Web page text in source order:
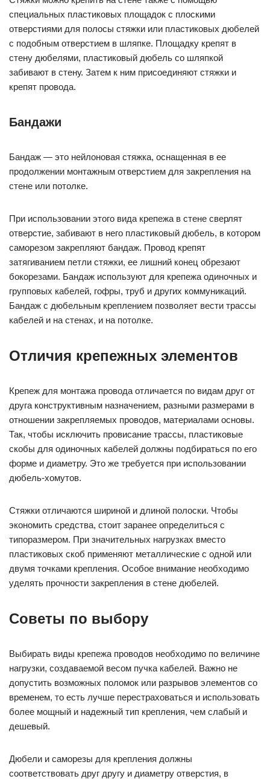
специальных пластиковых площадок с плоскими
отверстиями для полосы стяжки или пластиковых дюбелей
с подобным отверстием в шляпке. Площадку крепят в
стену дюбелями, пластиковый дюбель со шляпкой
забивают в стену. Затем к ним присоединяют стяжки и
крепят провода.
Бандажи
Бандаж — это нейлоновая стяжка, оснащенная в ее
продолжении монтажным отверстием для закрепления на
стене или потолке.
При использовании этого вида крепежа в стене сверлят
отверстие, забивают в него пластиковый дюбель, в котором
саморезом закрепляют бандаж. Провод крепят
затягиванием петли стяжки, ее лишний конец обрезают
бокорезами. Бандаж используют для крепежа одиночных и
групповых кабелей, гофры, труб и других коммуникаций.
Бандаж с дюбельным креплением позволяет вести трассы
кабелей и на стенах, и на потолке.
Отличия крепежных элементов
Крепеж для монтажа провода отличается по видам друг от
друга конструктивным назначением, разными размерами в
отношении закрепляемых проводов, материалами основы.
Так, чтобы исключить провисание трассы, пластиковые
скобы для одиночных кабелей должны подбираться по его
форме и диаметру. Это же требуется при использовании
дюбель-хомутов.
Стяжки отличаются шириной и длиной полоски. Чтобы
экономить средства, стоит заранее определиться с
типоразмером. При значительных нагрузках вместо
пластиковых скоб применяют металлические с одной или
двумя точками крепления. Особое внимание необходимо
уделять прочности закрепления в стене дюбелей.
Советы по выбору
Выбирать виды крепежа проводов необходимо по величине
нагрузки, создаваемой весом пучка кабелей. Важно не
допустить возможных поломок или разрывов элементов со
временем, то есть лучше перестраховаться и использовать
более мощный и надежный тип крепления, чем слабый и
дешевый.
Дюбели и саморезы для крепления должны
соответствовать друг другу и диаметру отверстия, в